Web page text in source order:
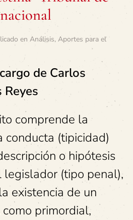
en Análisis, Aportes para el
de Carlos
Reyes
comprende la
conducta (tipicidad)
o hipótesis
(tipo penal),
existencia de un
primordial,